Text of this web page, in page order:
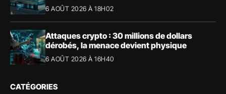
6 AOÛT 2026 À 18H02
Attaques crypto : 30 millions de dollars
dérobés, la menace devient physique
6 AOÛT 2026 À 16H40
CATÉGORIES